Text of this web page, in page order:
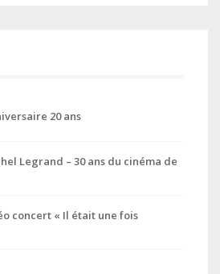
20 ans
Legrand – 30 ans du cinéma de
concert « Il était une fois